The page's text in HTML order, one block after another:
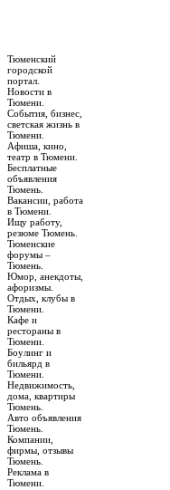
Тюменский
городской
портал.
Новости в
Тюмени.
События, бизнес,
светская жизнь в
Тюмени.
Афиша, кино,
театр в Тюмени.
Бесплатные
объявления
Тюмень.
Вакансии, работа
в Тюмени.
Ищу работу,
резюме Тюмень.
Тюменские
форумы –
Тюмень.
Юмор, анекдоты,
афоризмы.
Отдых, клубы в
Тюмени.
Кафе и
рестораны в
Тюмени.
Боулинг и
бильярд в
Тюмени.
Недвижимость,
дома, квартиры
Тюмень.
Авто объявления
Тюмень.
Компании,
фирмы, отзывы
Тюмень.
Реклама в
Тюмени.